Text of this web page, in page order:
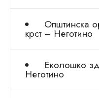
Општинска
крст – Неготино
Еколошко
Неготино